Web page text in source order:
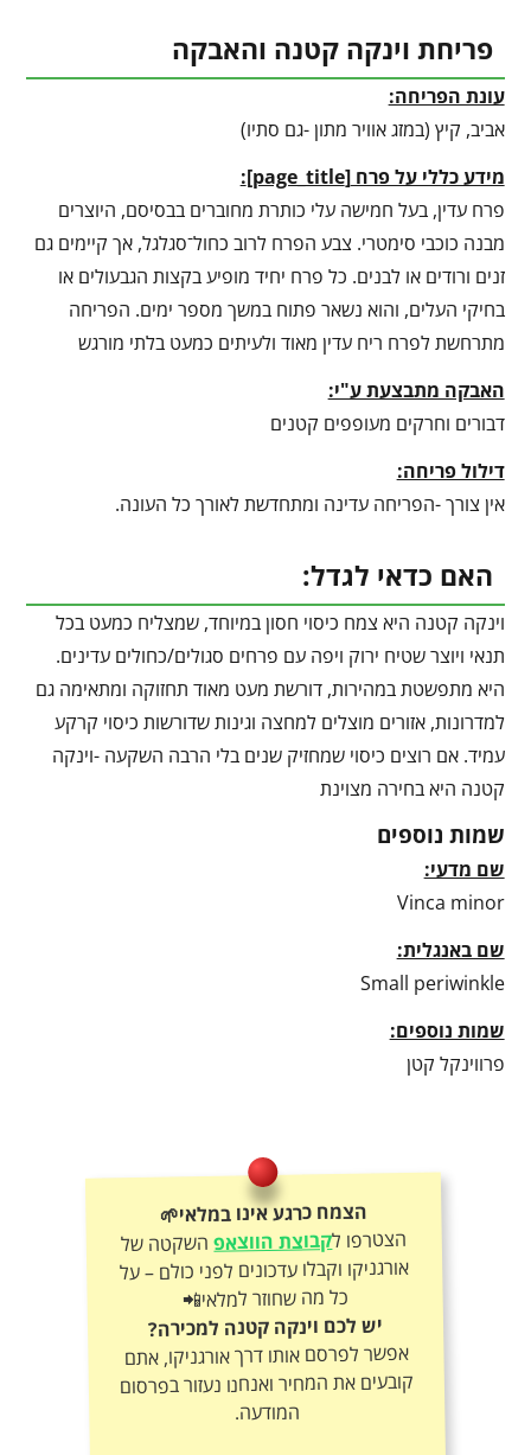
פריחת וינקה קטנה והאבקה
עונת הפריחה:
אביב, קיץ (במזג אוויר מתון -גם סתיו)
מידע כללי על פרח[
page_title
]
:
פרח עדין, בעל חמישה עלי כותרת מחוברים בבסיסם, היוצרים
מבנה כוכבי סימטרי. צבע הפרח לרוב כחול־סגלגל, אך קיימים גם
זנים ורודים או לבנים. כל פרח יחיד מופיע בקצות הגבעולים או
בחיקי העלים, והוא נשאר פתוח במשך מספר ימים. הפריחה
מתרחשת לפרח ריח עדין מאוד ולעיתים כמעט בלתי מורגש
האבקה מתבצעת ע"י:
דבורים וחרקים מעופפים קטנים
דילול פריחה:
אין צורך -הפריחה עדינה ומתחדשת לאורך כל העונה.
האם כדאי לגדל:
וינקה קטנה היא צמח כיסוי חסון במיוחד, שמצליח כמעט בכל
תנאי ויוצר שטיח ירוק ויפה עם פרחים סגולים/כחולים עדינים.
היא מתפשטת במהירות, דורשת מעט מאוד תחזוקה ומתאימה גם
למדרונות, אזורים מוצלים למחצה וגינות שדורשות כיסוי קרקע
עמיד. אם רוצים כיסוי שמחזיק שנים בלי הרבה השקעה -וינקה
קטנה היא בחירה מצוינת
שמות נוספים
שם מדעי:
Vinca minor
שם באנגלית:
Small periwinkle
שמות נוספים:
פרווינקל קטן
הצמח כרגע אינו במלאי🌱
הצטרפו לקבוצת הווצאפהשקטה של
אורגניקו וקבלו עדכונים לפני כולם – על
כל מה שחוזר למלאי📲
יש לכם וינקה קטנה למכירה?
אפשר לפרסם אותו דרך אורגניקו, אתם
קובעים את המחיר ואנחנו נעזור בפרסום
המודעה.